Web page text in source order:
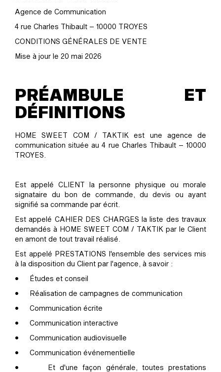
Agence de Communication
4 rue Charles Thibault – 10000 TROYES
CONDITIONS GÉNÉRALES DE VENTE
Mise à jour le 20 mai 2026
PRÉAMBULE ET
DÉFINITIONS
HOME SWEET COM / TAKTIK est une agence de
communication située au 4 rue Charles Thibault – 10000
TROYES.
Est appelé CLIENT la personne physique ou morale
signataire du bon de commande, du devis ou ayant
signifié sa commande par écrit.
Est appelé CAHIER DES CHARGES la liste des travaux
demandés à HOME SWEET COM / TAKTIK par le Client
en amont de tout travail réalisé.
Est appelé PRESTATIONS l'ensemble des services mis
à la disposition du Client par l'agence, à savoir :
• Études et conseil
• Réalisation de campagnes de communication
• Communication écrite
• Communication interactive
• Communication audiovisuelle
• Communication événementielle
• Et d'une façon générale, toutes prestations